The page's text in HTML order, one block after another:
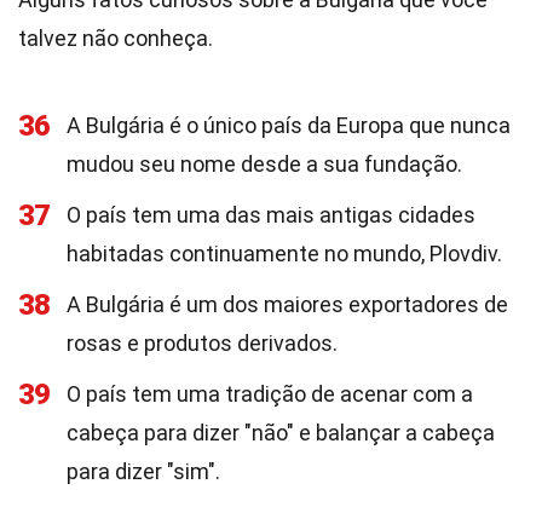
talvez não conheça.
36
A Bulgária é o único país da Europa que nunca
mudou seu nome desde a sua fundação.
37
O país tem uma das mais antigas cidades
habitadas continuamente no mundo, Plovdiv.
38
A Bulgária é um dos maiores exportadores de
rosas e produtos derivados.
39
O país tem uma tradição de acenar com a
cabeça para dizer "não" e balançar a cabeça
para dizer "sim".